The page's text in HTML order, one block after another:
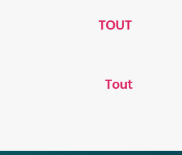
TOUT
Tout